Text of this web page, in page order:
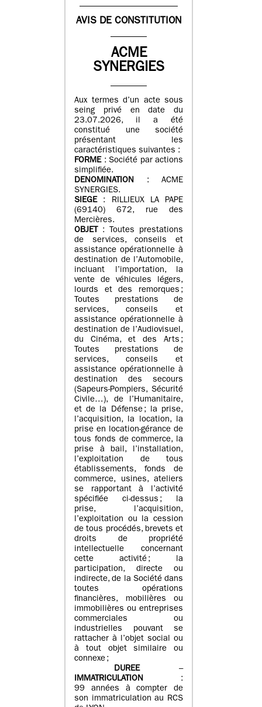
AVIS DE CONSTITUTION
ACME
SYNERGIES
Aux termes d’un acte sous
seing privé en date du
23.07.2026, il a été
constitué une société
présentant les
caractéristiques suivantes :
FORME: Société par actions
simplifiée.
DENOMINATION : ACME
SYNERGIES.
SIEGE: RILLIEUX LA PAPE
(69140) 672, rue des
Mercières.
OBJET
: Toutes prestations
de services, conseils et
assistance opérationnelle à
destination de l’Automobile,
incluant l’importation, la
vente de véhicules légers,
lourds et des remorques ;
Toutes prestations de
services, conseils et
assistance opérationnelle à
destination de l’Audiovisuel,
du Cinéma, et des Arts ;
Toutes prestations de
services, conseils et
assistance opérationnelle à
destination des secours
(Sapeurs-Pompiers, Sécurité
Civile…), de l’Humanitaire,
et de la Défense ; la prise,
l’acquisition, la location, la
prise en location-gérance de
tous fonds de commerce, la
prise à bail, l’installation,
l’exploitation de tous
établissements, fonds de
commerce, usines, ateliers
se rapportant à l’activité
spécifiée ci-dessus ; la
prise, l’acquisition,
l’exploitation ou la cession
de tous procédés, brevets et
droits de propriété
intellectuelle concernant
cette activité ; la
participation, directe ou
indirecte, de la Société dans
toutes opérations
financières, mobilières ou
immobilières ou entreprises
commerciales ou
industrielles pouvant se
rattacher à l’objet social ou
à tout objet similaire ou
connexe ;
DUREE–
IMMATRICULATION :
99 années à compter de
son immatriculation au RCS